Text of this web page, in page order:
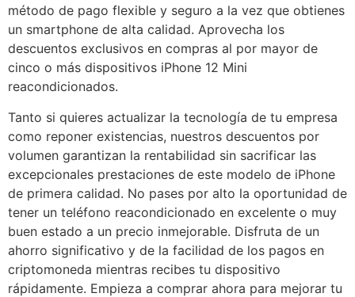
método de pago flexible y seguro a la vez que obtienes
un smartphone de alta calidad. Aprovecha los
descuentos exclusivos en compras al por mayor de
cinco o más dispositivos iPhone 12 Mini
reacondicionados.
Tanto si quieres actualizar la tecnología de tu empresa
como reponer existencias, nuestros descuentos por
volumen garantizan la rentabilidad sin sacrificar las
excepcionales prestaciones de este modelo de iPhone
de primera calidad. No pases por alto la oportunidad de
tener un teléfono reacondicionado en excelente o muy
buen estado a un precio inmejorable. Disfruta de un
ahorro significativo y de la facilidad de los pagos en
criptomoneda mientras recibes tu dispositivo
rápidamente. Empieza a comprar ahora para mejorar tu